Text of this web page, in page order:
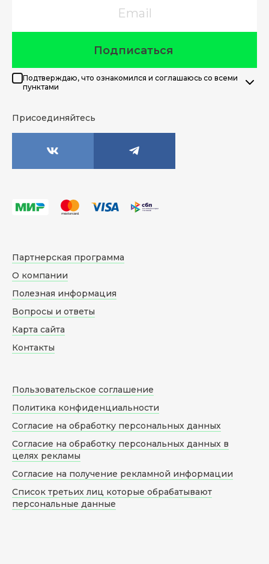
Подписаться
Подтверждаю, что ознакомился и соглашаюсь со всеми
пунктами
Присоединяйтесь
Партнерская программа
О компании
Полезная информация
Вопросы и ответы
Карта сайта
Контакты
Пользовательское соглашение
Политика конфиденциальности
Согласие на обработку персональных данных
Согласие на обработку персональных данных в
целях рекламы
Согласие на получение рекламной информации
Список третьих лиц которые обрабатывают
персональные данные